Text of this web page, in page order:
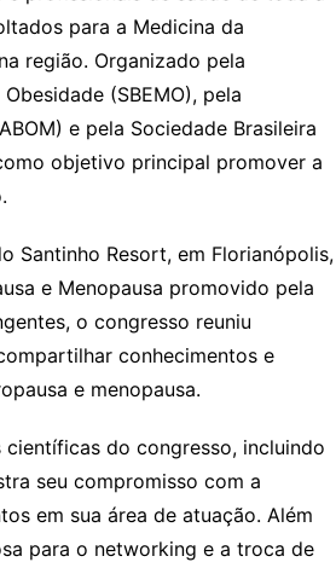
para a Medicina da
região. Organizado pela
(SBEMO), pela
e pela Sociedade Brasileira
objetivo principal promover a
Santinho Resort, em Florianópolis,
e Menopausa promovido pela
o congresso reuniu
conhecimentos e
e menopausa.
do congresso, incluindo
seu compromisso com a
em sua área de atuação. Além
para o networking e a troca de